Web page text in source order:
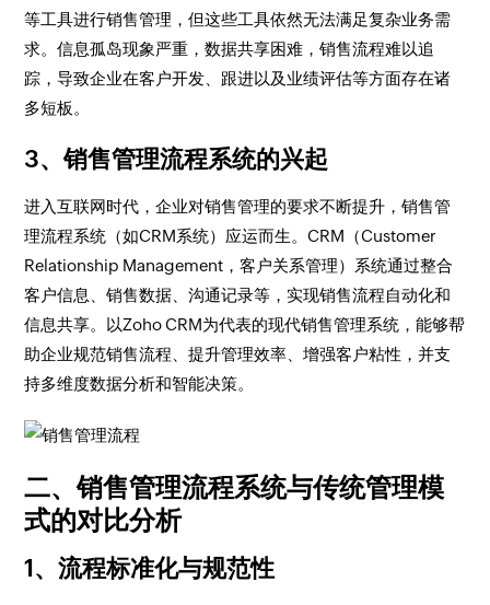
等工具进行销售管理，但这些工具依然无法满足复杂业务需
求。信息孤岛现象严重，数据共享困难，销售流程难以追
踪，导致企业在客户开发、跟进以及业绩评估等方面存在诸
多短板。
3、销售管理流程系统的兴起
进入互联网时代，企业对销售管理的要求不断提升，销售管
理流程系统（如CRM系统）应运而生。CRM（Customer
Relationship Management，客户关系管理）系统通过整合
客户信息、销售数据、沟通记录等，实现销售流程自动化和
信息共享。以Zoho CRM为代表的现代销售管理系统，能够帮
助企业规范销售流程、提升管理效率、增强客户粘性，并支
持多维度数据分析和智能决策。
二、销售管理流程系统与传统管理模
式的对比分析
1、流程标准化与规范性